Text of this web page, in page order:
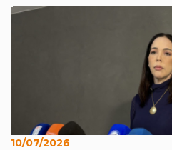
10/07/2026